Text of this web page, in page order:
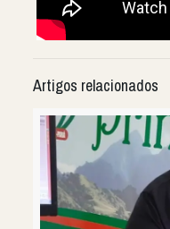
Artigos relacionados